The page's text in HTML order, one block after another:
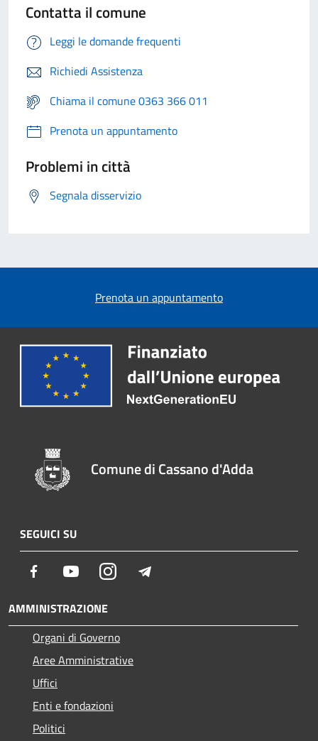
Contatta il comune
Leggi le domande frequenti
Richiedi Assistenza
Chiama il comune 0363 366 011
Prenota un appuntamento
Problemi in città
Segnala disservizio
Prenota un appuntamento
Comune di Cassano d'Adda
SEGUICI SU
Facebook YoutubeInstagram
AMMINISTRAZIONE
Organi di Governo
Aree Amministrative
Uffici
Enti e fondazioni
Politici